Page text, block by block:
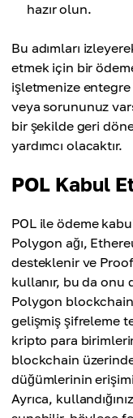
hazır olun.
Bu adımları
etmek için bir
işletmenize
veya sorununuz
bir şekilde geri
yardımcı olacaktır.
POL Kabul
POL ile ödeme
Polygon ağı,
desteklenir ve
kullanır, bu da onu
Polygon
gelişmiş şifreleme
kripto para
blockchain
düğümlerinin
Ayrıca,